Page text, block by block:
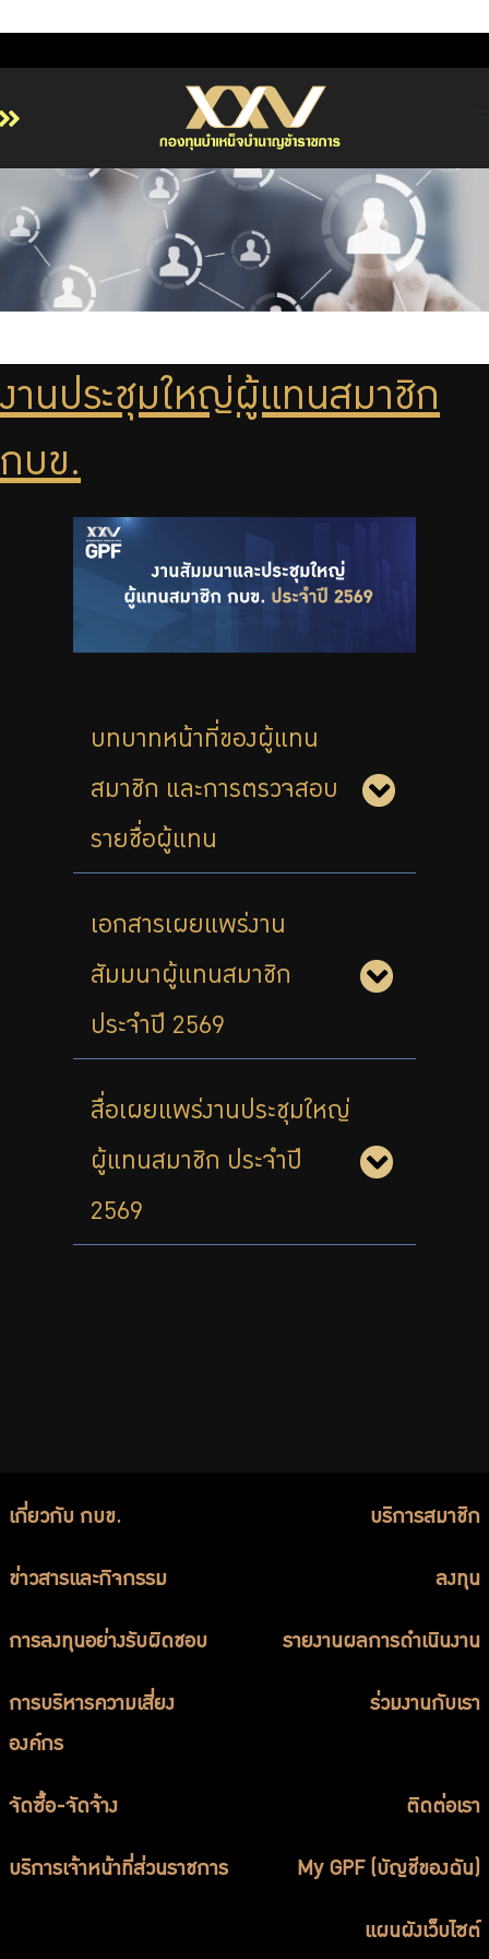
หน้าหลัก
เกี่ยวกับ กบข.
บริการสมาชิก
ลงทุน
การบริหารความเสี่ยง
รายงานผลการดำเนินงาน
ข่าวสารและกิจกรรม
บริการเจ้าหน้าที่ส่วนราชการ
งานประชุมใหญ่ผู้แทนสมาชิก
กบข.
บทบาทหน้าที่ของผู้แทน
สมาชิก และการตรวจสอบ
รายชื่อผู้แทน
เอกสารเผยแพร่งาน
สัมมนาผู้แทนสมาชิก
ประจำปี 2569
สื่อเผยแพร่งานประชุมใหญ่
ผู้แทนสมาชิก ประจำปี
2569
เกี่ยวกับ กบข. บริการสมาชิก
ข่าวสารและกิจกรรม ลงทุน
การลงทุนอย่างรับผิดชอบ รายงานผลการดำเนินงาน
การบริหารความเสี่ยง
องค์กร
ร่วมงานกับเรา
จัดซื้อ-จัดจ้าง ติดต่อเรา
บริการเจ้าหน้าที่ส่วนราชการ My GPF (บัญชีของฉัน)
แผนผังเว็บไซต์